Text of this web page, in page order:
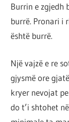
Burrin e zgjedh
burrë. Pronari i
është burrë.
Një vajzë e re
gjysmë ore
kryer nevojat
do t’i shtohet